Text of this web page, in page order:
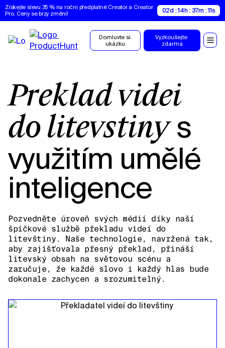
Získejte slevu 35 % na roční předplatné Creator a Creator
Pro. Ceny se brzy změní!
02d : 14h : 37m : 10s
Domluvte si
ukázku
Vyzkoušejte
zdarma
Překlad videí
do litevštinys
využitím umělé
inteligence
Pozvedněte úroveň svých médií díky naší
špičkové službě překladu videí do
litevštiny. Naše technologie, navržená tak,
aby zajišťovala přesný překlad, přináší
litevský obsah na světovou scénu a
zaručuje, že každé slovo i každý hlas bude
dokonale zachycen a srozumitelný.